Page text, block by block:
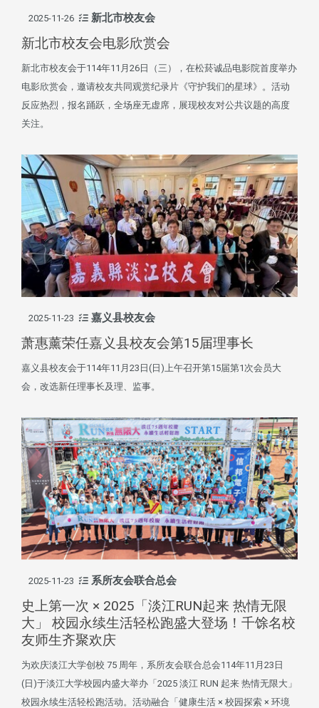
2025-11-26 新北市校友会
新北市校友会电影欣赏会
新北市校友会于114年11月26日（三），在松菸诚品电影院首度举办
电影欣赏会，邀请校友共同观赏纪录片《守护我们的星球》。活动
反应热烈，报名踊跃，全场座无虚席，展现校友对公共议题的高度
关注。
2025-11-23 嘉义县校友会
萧惠薰荣任嘉义县校友会第15届理事长
嘉义县校友会于114年11月23日(日)上午召开第15届第1次会员大
会，改选新任理事长及理、监事。
2025-11-23 系所友会联合总会
史上第一次 × 2025「淡江RUN起来 热情无限
大」 校园永续生活轻松跑盛大登场！千馀名校
友师生齐聚欢庆
为欢庆淡江大学创校 75 周年，系所友会联合总会114年11月23日
(日)于淡江大学校园内盛大举办「2025 淡江 RUN 起来 热情无限大」
校园永续生活轻松跑活动。活动融合「健康生活 × 校园探索 × 环境